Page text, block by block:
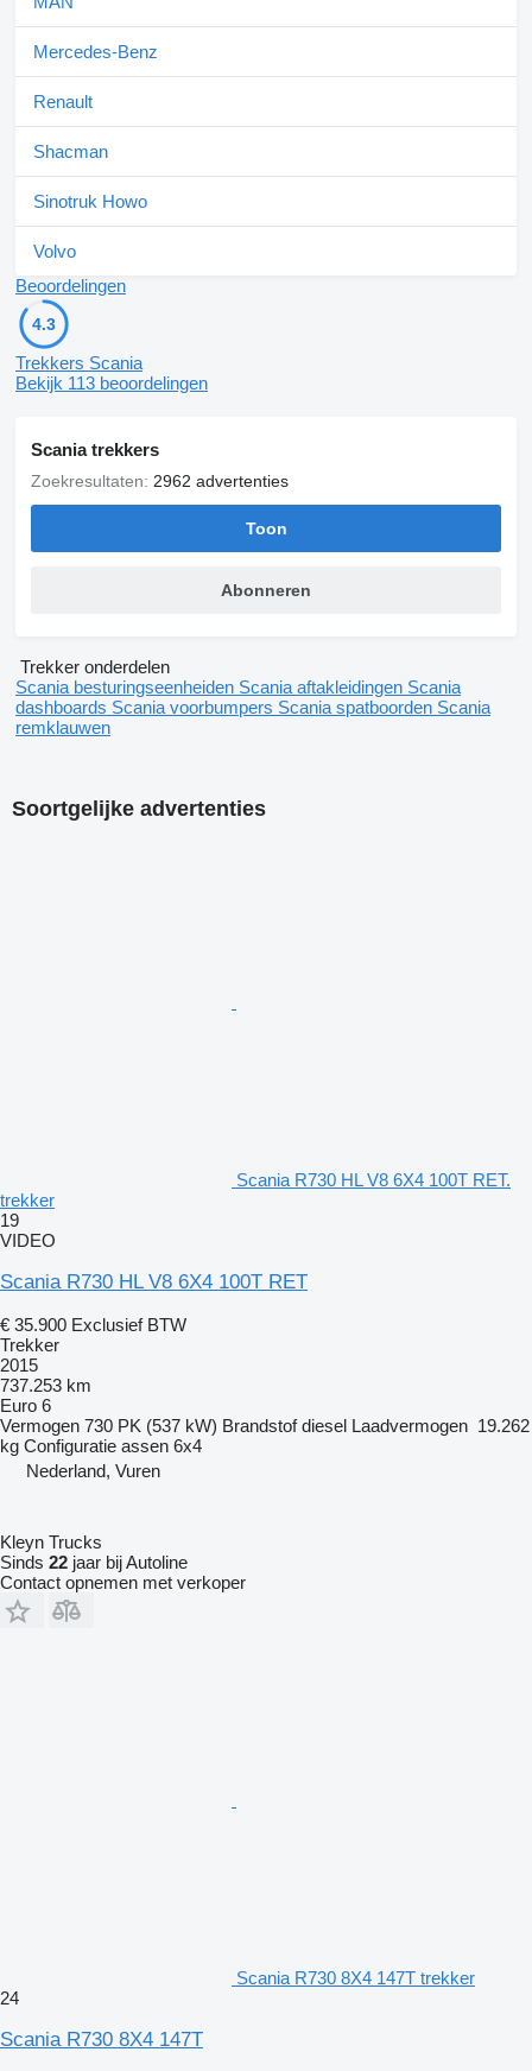
Mercedes-Benz
Renault
Shacman
Sinotruk Howo
Volvo
Beoordelingen
4.3
Trekkers Scania
Bekijk 113 beoordelingen
Scania trekkers
Zoekresultaten: 2962 advertenties
Toon
Abonneren
Trekker onderdelen
Scania besturingseenheiden Scania aftakleidingen Scania
dashboards Scania voorbumpers Scania spatboorden Scania
remklauwen
Soortgelijke advertenties
Scania R730 HL V8 6X4 100T RET.
trekker
19
VIDEO
Scania R730 HL V8 6X4 100T RET
€ 35.900 Exclusief BTW
Trekker
2015
737.253 km
Euro 6
Vermogen 730 PK (537 kW) Brandstof diesel Laadvermogen 19.262
kg Configuratie assen 6x4
Nederland, Vuren
Kleyn Trucks
Sinds 22 jaar bij Autoline
Contact opnemen met verkoper
Scania R730 8X4 147T trekker
24
Scania R730 8X4 147T